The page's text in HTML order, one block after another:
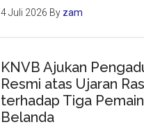
4 Juli 2026 By zam
KNVB Ajukan
Resmi atas Ujaran
terhadap Tiga Pemain
Belanda